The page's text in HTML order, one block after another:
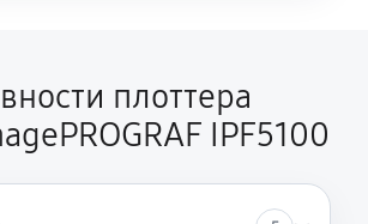
плоттера
IPF5100